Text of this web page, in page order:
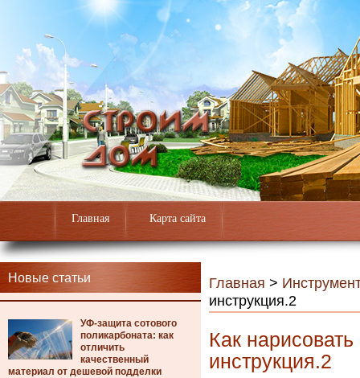
Главная Карта сайта
Новые статьи
УФ-защита сотового
поликарбоната: как
отличить
качественный
материал от дешевой подделки
Главная >
инструкция.2
Как
инструкция.2